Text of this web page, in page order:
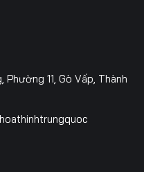
Tập 222
11, Gò Vấp, Thành